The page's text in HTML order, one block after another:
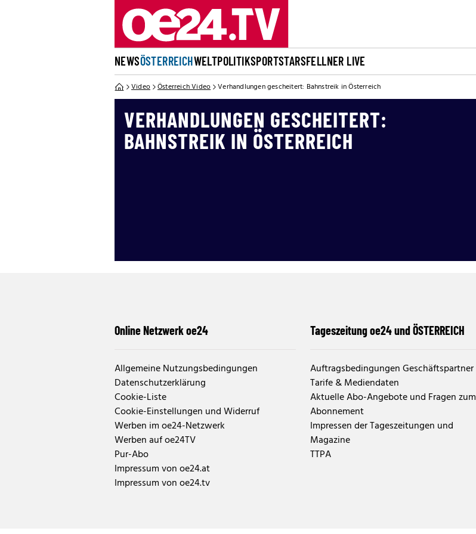
NEWSÖSTERREICHWELTPOLITIKSPORTSTARSFELLNER LIVE
Video Österreich Video Verhandlungen gescheitert: Bahnstreik in Österreich
VERHANDLUNGEN GESCHEITERT:
BAHNSTREIK IN ÖSTERREICH
Online Netzwerk oe24
Allgemeine Nutzungsbedingungen
Datenschutzerklärung
Cookie-Liste
Cookie-Einstellungen und Widerruf
Werben im oe24-Netzwerk
Werben auf oe24TV
Pur-Abo
Impressum von oe24.at
Impressum von oe24.tv
Tageszeitung oe24 und ÖSTERREICH
Auftragsbedingungen Geschäftspartner
Tarife & Mediendaten
Aktuelle Abo-Angebote und Fragen zum
Abonnement
Impressen der Tageszeitungen und
Magazine
TTPA